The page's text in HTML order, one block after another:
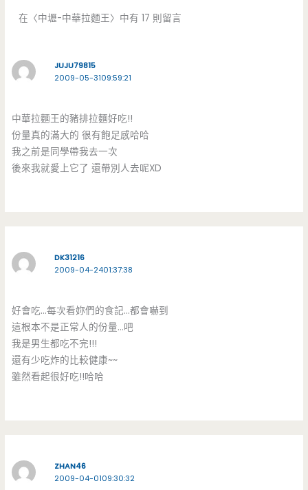
在〈中壢-中華拉麵王〉中有 17 則留言
JUJU79815
2009-05-3109:59:21
中華拉麵王的豬排拉麵好吃!!
份量真的滿大的 很有飽足感哈哈
我之前是同學帶我去一次
後來我就愛上它了 還帶別人去呢XD
DK31216
2009-04-2401:37:38
好會吃…每次看妳們的食記…都會嚇到
這根本不是正常人的份量…吧
我是男生都吃不完!!!
還有少吃炸的比較健康~~
雖然看起很好吃!!哈哈
ZHAN46
2009-04-0109:30:32